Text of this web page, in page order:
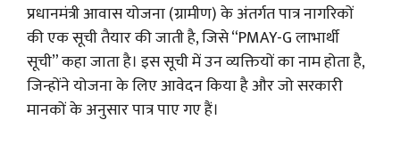
प्रधानमंत्री आवास योजना (ग्रामीण) के अंतर्गत पात्र नागरिकों
की एक सूची तैयार की जाती है, जिसे “PMAY-G लाभार्थी
सूची” कहा जाता है। इस सूची में उन व्यक्तियों का नाम होता है,
जिन्होंने योजना के लिए आवेदन किया है और जो सरकारी
मानकों के अनुसार पात्र पाए गए हैं।